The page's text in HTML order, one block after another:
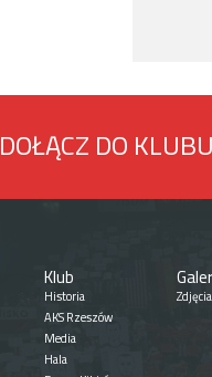
DOŁĄCZ DO
Klub
Historia
AKS Rzeszów
Media
Hala
Zdjęcia